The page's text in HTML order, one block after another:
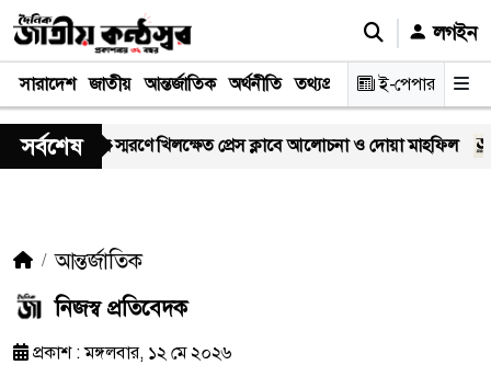
লগইন
সারাদেশ জাতীয় আন্তর্জাতিক অর্থনীতি তথ্যপ্রযুক্তি স্বাস্থ্য আইন-
ই-পেপার
সর্বশেষ স্মরণে খিলক্ষেত প্রেস ক্লাবে আলোচনা ও দোয়া মাহফিল
আন্তর্জাতিক
নিজস্ব প্রতিবেদক
প্রকাশ : মঙ্গলবার, ১২ মে ২০২৬